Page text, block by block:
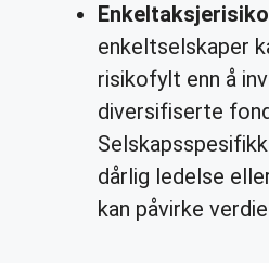
Enkeltaksjerisiko
enkeltselskaper
risikofylt enn å
diversifiserte
dårlig ledelse
kan påvirke